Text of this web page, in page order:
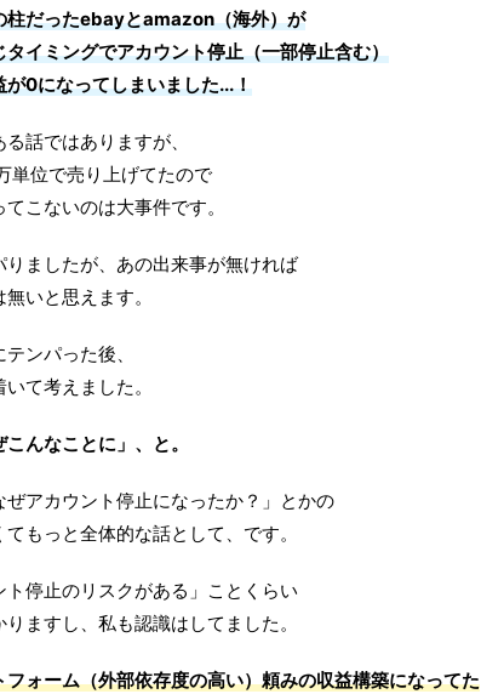
柱だったebayとamazon（海外）が
タイミングでアカウント停止（一部停止含む）
が0になってしまいました...！
る話ではありますが、
単位で売り上げてたので
こないのは大事件です。
りましたが、あの出来事が無ければ
いと思えます。
ンパった後、
て考えました。
こんなことに」、と。
ぜアカウント停止になったか？」とかの
もっと全体的な話として、です。
ト停止のリスクがある」ことくらい
ますし、私も認識はしてました。
フォーム（外部依存度の高い）頼みの収益構築になってた